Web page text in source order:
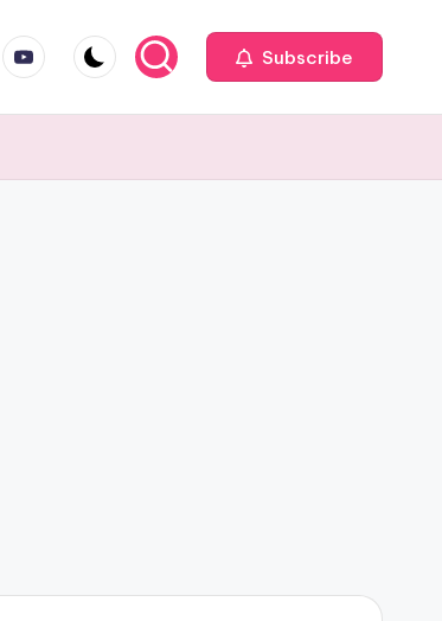
youtube.com Subscribe